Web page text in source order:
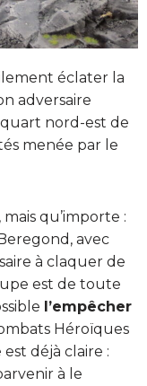
éclater la
adversaire
nord-est de
menée par le
qu’importe :
avec
à claquer de
est de toute
l’empêcher
Héroïques
déjà claire :
à le